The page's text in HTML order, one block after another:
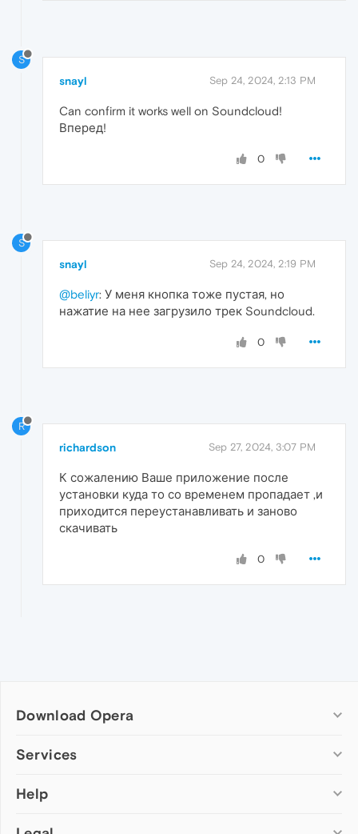
S
snayl Sep 24, 2024, 2:13 PM
Can confirm it works well on Soundcloud!
Вперед!
0
S
snayl Sep 24, 2024, 2:19 PM
@beliyr: У меня кнопка тоже пустая, но
нажатие на нее загрузило трек Soundcloud.
0
R
richardson Sep 27, 2024, 3:07 PM
К сожалению Ваше приложение после
установки куда то со временем пропадает ,и
приходится переустанавливать и заново
скачивать
0
Download Opera
Computer browsers
Opera for Mac
Services
Add-ons
Wallpapers
Help
Help & support